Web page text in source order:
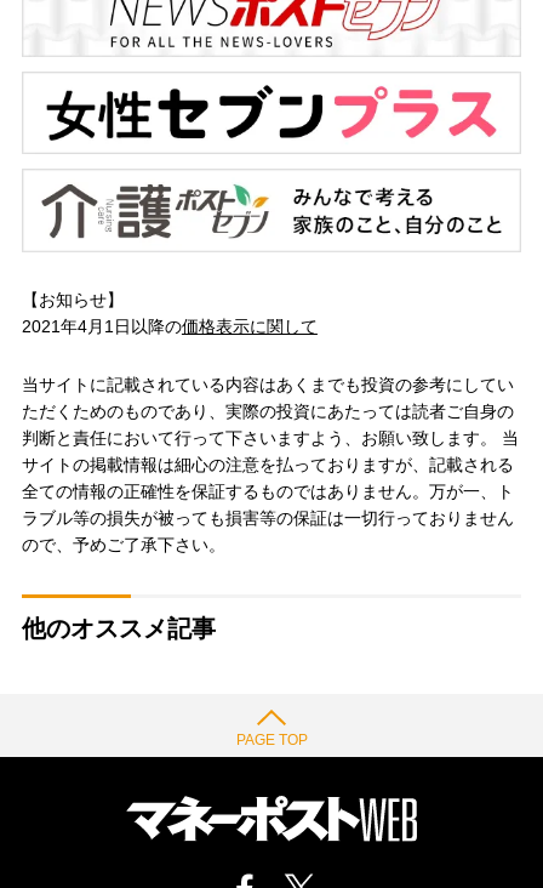
【お知らせ】
2021年4月1日以降の価格表示に関して
当サイトに記載されている内容はあくまでも投資の参考にしてい
ただくためのものであり、実際の投資にあたっては読者ご自身の
判断と責任において行って下さいますよう、お願い致します。 当
サイトの掲載情報は細心の注意を払っておりますが、記載される
全ての情報の正確性を保証するものではありません。万が一、ト
ラブル等の損失が被っても損害等の保証は一切行っておりません
ので、予めご了承下さい。
他のオススメ記事
PAGE TOP